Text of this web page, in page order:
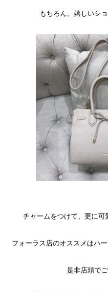
もちろん、嬉しいシ
チャームをつけて、更に可
フォーラス店のオススメはハ
是非店頭で